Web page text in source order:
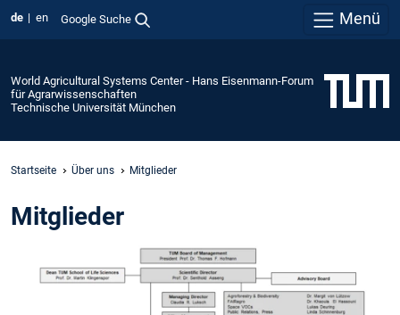
de en Google Suche Menü
World Agricultural Systems Center - Hans Eisenmann-Forum
für Agrarwissenschaften
Technische Universität München
Startseite Über uns Mitglieder
Mitglieder